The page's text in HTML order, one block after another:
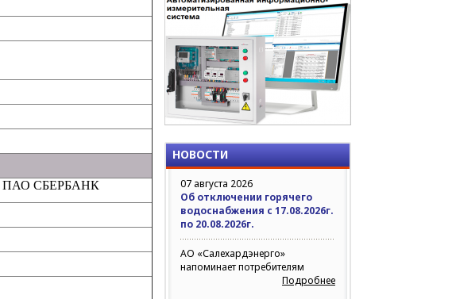
СБЕРБАНК
НОВОСТИ
07 августа 2026
Об отключении горячего
водоснабжения с 17.08.2026г.
по 20.08.2026г.
АО «Салехардэнерго»
напоминает потребителям
Подробнее